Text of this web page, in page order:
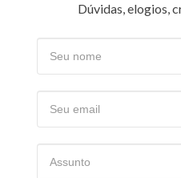
Dúvidas, elogios,